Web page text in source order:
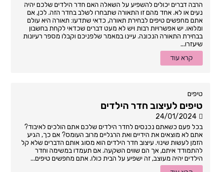
הרבה דברים יכולים להשפיע על השאלה האם חדר הילדים שלכם יהיה
נעים או לא. אחד מהם זו התאורה שתבחרו לשלב בחדר הזה. לכן, אם
אתם מחפשים טיפים לבחירת תאורה, כדאי שתדעו: תאורה היא עולם
ומלואו. יש אפשרויות רבות ויש לא מעט דברים שכדאי לקחת בחשבון
בבחירת התאורה הנכונה. עיינו במאמר שלפניכם וקבלו מספר רעיונות
שיעזרו...
קרא עוד
טיפים
טיפים לעיצוב חדר הילדים
24/01/2024
בכל פעם כשאתם נכנסים לחדר הילדים שלכם אתם הולכים לאיבוד?
אתם לא מוצאים את הידיים ואת הרגליים מרוב העומס? אם כך, הגיע
הזמן לעשות שינוי. עיצוב חדר הילדים הוא מסוג אותם הדברים שלא קל
להתמודד איתם, אך הם שווים השקעה. אם תעמדו במשימה וחדר
הילדים יהיה מעוצב, זה ישפיע על הבית כולו. אתם מחפשים טיפים...